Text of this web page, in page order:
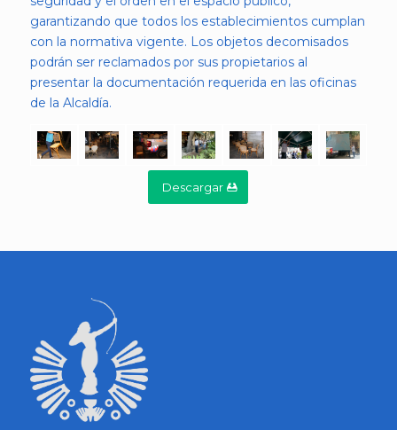
garantizando que todos los establecimientos cumplan
con la normativa vigente. Los objetos decomisados
podrán ser reclamados por sus propietarios al
presentar la documentación requerida en las oficinas
de la Alcaldía.
Descargar